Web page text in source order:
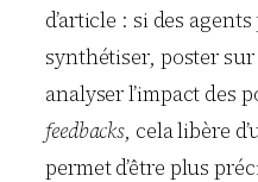
d’article : si des
synthétiser, poster sur
analyser l’impact des
feedbacks, cela libère
permet d’être plus